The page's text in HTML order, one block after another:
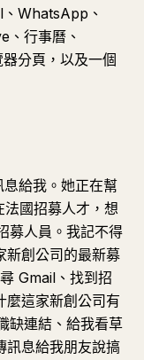
WhatsApp、
行事曆、
分頁，以及一個
給我。她正在幫
國招募人才，想
募人員。我記不得
新創公司的最新募
Gmail、找到招
麼這家新創公司有
缺連結、給我看草
訊息給我朋友說搞